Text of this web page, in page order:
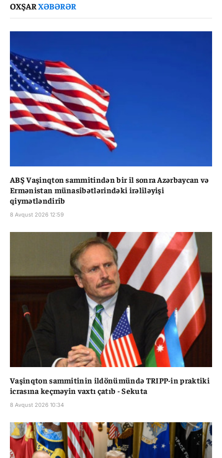
OXŞARXƏBƏRƏR
ABŞ Vaşinqton sammitindən bir il sonra Azərbaycan və
Ermənistan münasibətlərindəki irəliləyişi
qiymətləndirib
8 Avqust 2026 12:59
Vaşinqton sammitinin ildönümündə TRIPP-in praktiki
icrasına keçməyin vaxtı çatıb - Sekuta
8 Avqust 2026 10:34